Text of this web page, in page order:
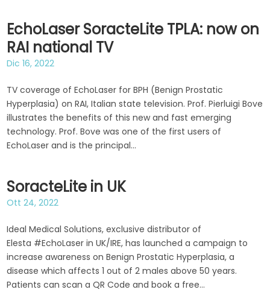
EchoLaser SoracteLite TPLA: now on
RAI national TV
Dic 16, 2022
TV coverage of EchoLaser for BPH (Benign Prostatic
Hyperplasia) on RAI, Italian state television. Prof. Pierluigi Bove
illustrates the benefits of this new and fast emerging
technology. Prof. Bove was one of the first users of
EchoLaser and is the principal...
SoracteLite in UK
Ott 24, 2022
Ideal Medical Solutions, exclusive distributor of
Elesta #EchoLaser in UK/IRE, has launched a campaign to
increase awareness on Benign Prostatic Hyperplasia, a
disease which affects 1 out of 2 males above 50 years.
Patients can scan a QR Code and book a free...